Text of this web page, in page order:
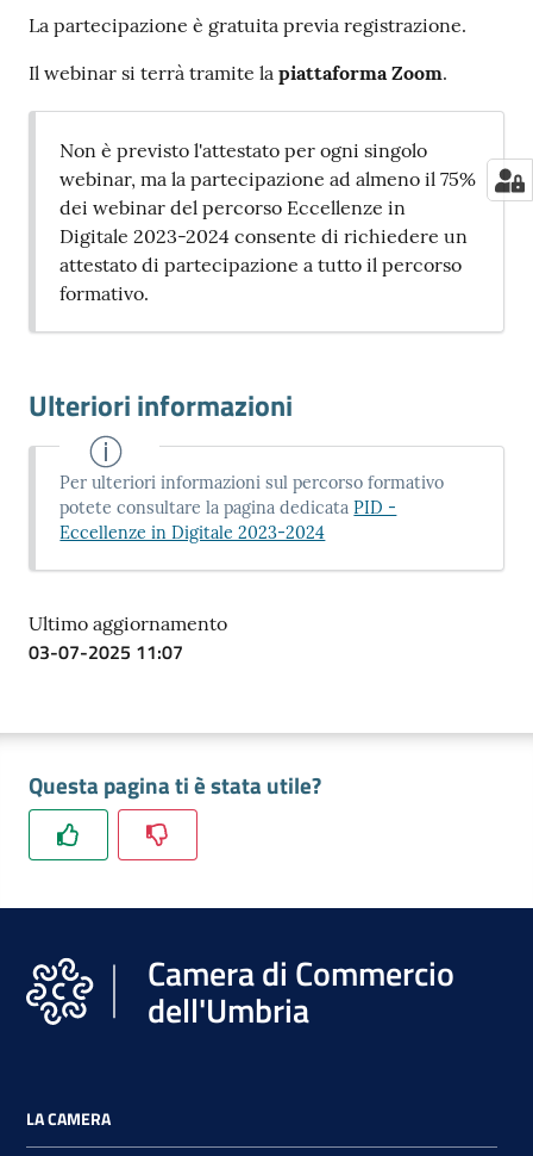
La partecipazione è gratuita previa registrazione.
Il webinar si terrà tramite la piattaforma Zoom.
Non è previsto l'attestato per ogni singolo
webinar, ma la partecipazione ad almeno il 75%
dei webinar del percorso Eccellenze in
Digitale 2023-2024 consente di richiedere un
attestato di partecipazione a tutto il percorso
formativo.
Ulteriori informazioni
Per ulteriori informazioni sul percorso formativo
potete consultare la pagina dedicataPID -
Eccellenze in Digitale 2023-2024
Ultimo aggiornamento
03-07-2025 11:07
Questa pagina ti è stata utile?
Camera di Commercio
dell'Umbria
LA CAMERA